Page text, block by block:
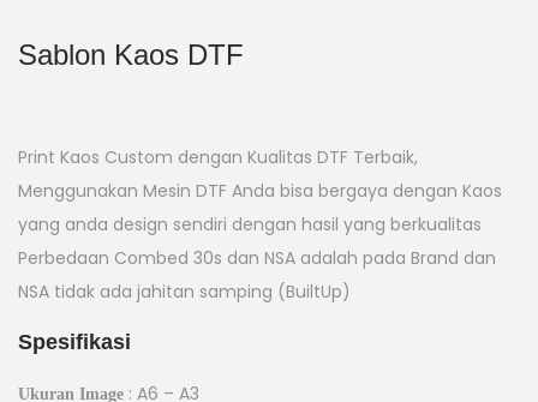
Sablon Kaos DTF
Print Kaos Custom dengan Kualitas DTF Terbaik,
Menggunakan Mesin DTF Anda bisa bergaya dengan Kaos
yang anda design sendiri dengan hasil yang berkualitas
Perbedaan Combed 30s dan NSA adalah pada Brand dan
NSA tidak ada jahitan samping (BuiltUp)
Spesifikasi
Ukuran Image : A6 – A3